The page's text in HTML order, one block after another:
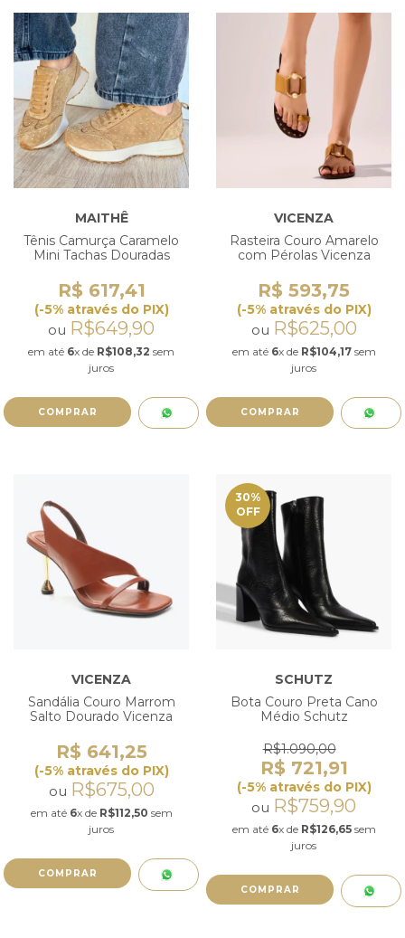
MAITHÊ
Tênis Camurça Caramelo
Mini Tachas Douradas
R$ 617,41
(-5% através do PIX)
ou R$649,90
em até 6x de R$108,32 sem
juros
COMPRAR
VICENZA
Rasteira Couro Amarelo
com Pérolas Vicenza
R$ 593,75
(-5% através do PIX)
ou R$625,00
em até 6x de R$104,17sem
juros
COMPRAR
VICENZA
Sandália Couro Marrom
Salto Dourado Vicenza
R$ 641,25
(-5% através do PIX)
ou R$675,00
em até 6x de R$112,50 sem
juros
COMPRAR
30%
OFF
SCHUTZ
Bota Couro Preta Cano
Médio Schutz
R$1.090,00
R$ 721,91
(-5% através do PIX)
ou R$759,90
em até 6x de R$126,65sem
juros
COMPRAR